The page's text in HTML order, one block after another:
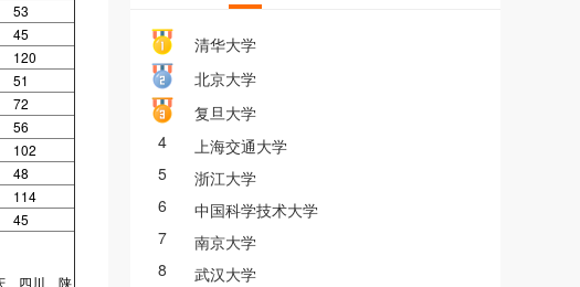
53
45
120
51
72
56
102
48
114
45
、四川、陕
清华大学
北京大学
复旦大学
4
上海交通大学
5
浙江大学
6
中国科学技术大学
7
南京大学
8
武汉大学